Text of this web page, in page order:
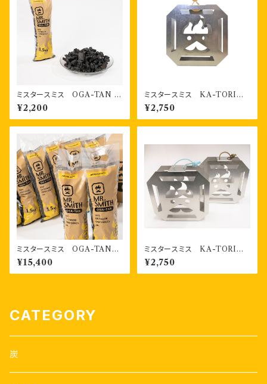
ミスタースミス OGA-TAN ス
マートシリーズ （1.5kg） 1袋
¥2,200
ミスタースミス KA-TORI
（蚊取り線香ホルダー）カラー3
色
¥2,750
ミスタースミス OGA-TAN
スマートシリーズ （1.5kg×8袋
入）段ボール箱入り
¥15,400
ミスタースミス KA-TORI
（蚊取り線香ホルダー）カラー
水色、カーキ
¥2,750
CATEGORY
炭